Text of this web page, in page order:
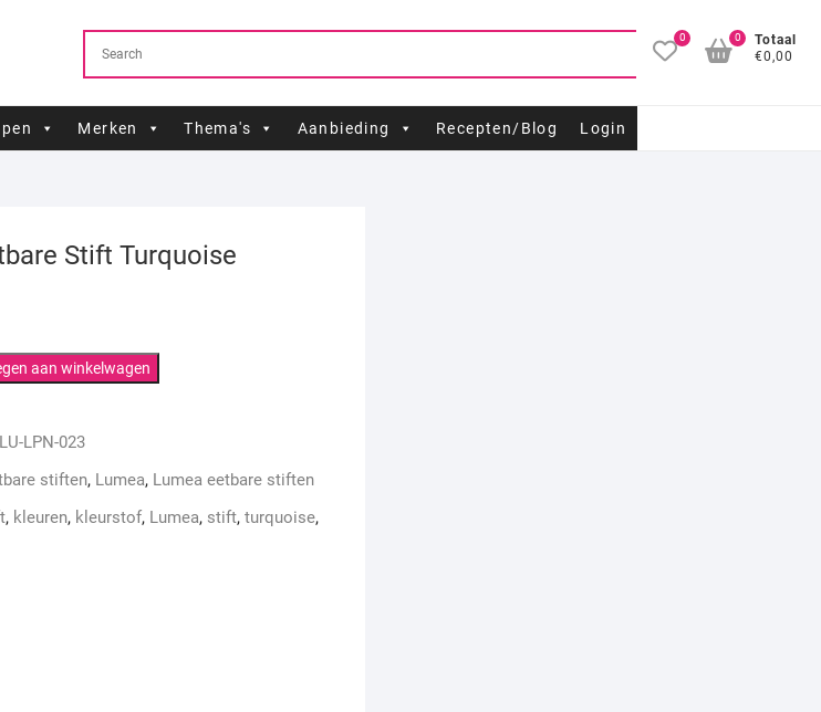
0
Totaal
€0,00
0
Merken Thema's Aanbieding Recepten/Blog Login
Stift Turquoise
aan winkelwagen
LU-LPN-023
stiften, Lumea, Lumea eetbare stiften
, kleuren, kleurstof, Lumea, stift, turquoise,